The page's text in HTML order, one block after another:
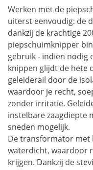
Werken met de
uiterst eenvoudig: de
dankzij de krachtige
piepschuimknipper
gebruik - indien nodig
knippen glijdt de hete
geleiderail door de
waardoor je recht,
zonder irritatie.
instelbare zaagdiepte
sneden mogelijk.
De transformator met
waterdicht, waardoor
krijgen. Dankzij de